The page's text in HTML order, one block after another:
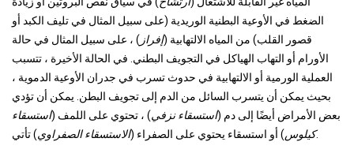
الضغط في الأوعية البطنية الوريدية (على سبيل المثال في تليف الكبد أو
قصور القلب) من المياه الالتهابية (إفراز ) ، على سبيل المثال في حالة
الأورام أو التهاب الهياكل في التجويف البطني. في الحالة الأخيرة ، تتسبب
العملية الورمية أو الالتهابية في حدوث تسرب في جدران الأوعية الدموية ،
بحيث يمكن أن يتسرب السائل من الدم إلى تجويف البطن. يمكن أن تؤدي
بعض الأمراض أيضًا إلى دم (استسقاء نزفي) ، تحتوي على اللمف (استسقاء
كيلوس) أو استسقاء يحتوي على الصفراء (الاستسقاء الصفراوي ) تأتي.